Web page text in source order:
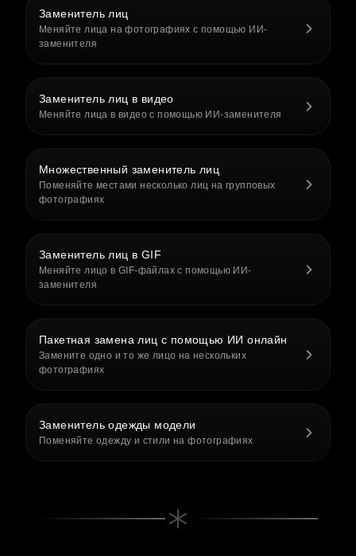
Заменитель лиц
Меняйте лица на фотографиях с помощью ИИ-
заменителя
Заменитель лиц в видео
Меняйте лица в видео с помощью ИИ-заменителя
Множественный заменитель лиц
Поменяйте местами несколько лиц на групповых
фотографиях
Заменитель лиц в GIF
Меняйте лицо в GIF-файлах с помощью ИИ-
заменителя
Пакетная замена лиц с помощью ИИ онлайн
Замените одно и то же лицо на нескольких
фотографиях
Заменитель одежды модели
Поменяйте одежду и стили на фотографиях